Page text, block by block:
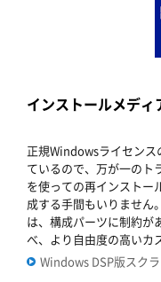
インストールメデ
正規Windowsライセンス
ているので、万が一のト
を使っての再インストー
成する手間もいりません
は、構成パーツに制約が
べ、より自由度の高いカ
Windows DSP版スク